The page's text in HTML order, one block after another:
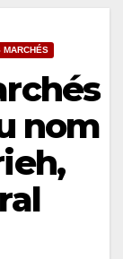
MARCHÉS
nom